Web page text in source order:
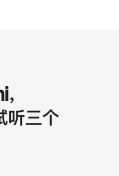
听三个